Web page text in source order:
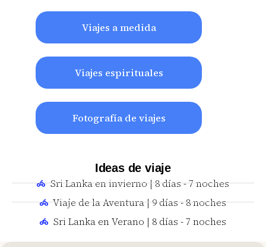
Viajes a medida
Viajes espirituales
Fotografía de viajes
Ideas de viaje
Sri Lanka en invierno | 8 días - 7 noches
Viaje de la Aventura | 9 días - 8 noches
Sri Lanka en Verano | 8 días - 7 noches